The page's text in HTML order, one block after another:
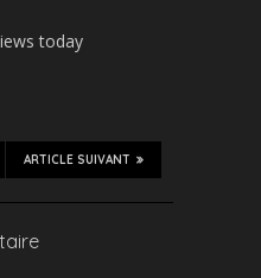
today
ARTICLE SUIVANT